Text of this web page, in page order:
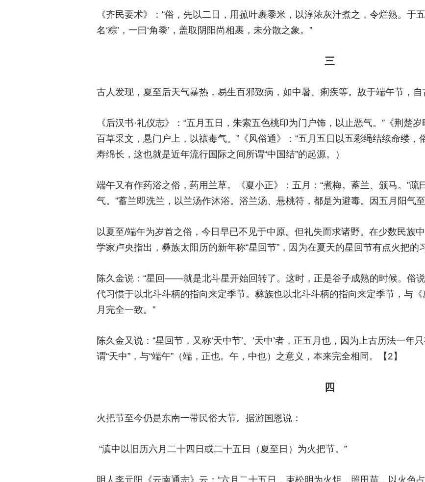
《齐民要术》：“俗，先以二日，用菰叶裹黍米，以淳浓灰汁煮之，令烂熟。于
名‘粽’，一曰‘角黍’，盖取阴阳尚相裹，未分散之象。”
三
古人发现，夏至后天气暴热，易生百邪致病，如中暑、痢疾等。故于端午节，自
《后汉书·礼仪志》：“五月五日，朱索五色桃印为门户饰，以止恶气。”《荆楚
百草采文，悬门户上，以禳毒气。”《风俗通》：“五月五日以五彩绳结续命缕，
寿绵长，这也就是近年流行国际之间所谓“中国结”的起源。）
端午又有作药浴之俗，药用兰草。《夏小正》：五月：“煮梅。蓄兰、颁马。”疏
气。”蓄兰即洗兰，以兰汤作沐浴。浴兰汤、悬桃符，都是为避毒。因五月阳气
以夏至/端午为岁首之俗，今日早已不见于中原。但礼失而求诸野。在少数民族
学家卢央指出，彝族太阳历的新年称“星回节”，因为在夏天的星回节有点火把的
陈久金说：“星回——就是北斗星开始回转了。这时，正是谷子成熟的时候。俗
代习惯于以北斗斗柄的指向来定季节。彝族也以北斗斗柄的指向来定季节，与
月完全一致。”
陈久金又说：“星回节，又称‘天中节’。‘天中’者，正五月也，因为上古历法一年
谓“天中”，与“端午”（端，正也。午，中也）之意义，本来完全相同。【2】
四
火把节至今仍是东南一带民俗大节。据游国恩说：
“滇中以旧历六月二十四日或二十五日（夏至日）为火把节。”
明人李元阳《云南通志》云：“六月二十五日，束松明为火炬，照田苗，以火色